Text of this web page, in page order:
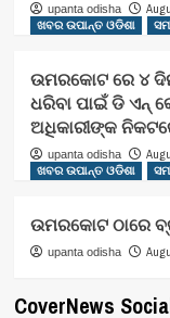
upanta odisha
ଖବର ଉପାନ୍ତ ଓଡିଶା
ଉମରକୋଟ ରେ ୪
ଧରିବା ପାଇଁ ଡି ଏନ୍
ଅଧିକାରୀଙ୍କ
upanta odisha
ଖବର ଉପାନ୍ତ ଓଡିଶା
ଉମରକୋଟ ଠାରେ
upanta odisha
CoverNews